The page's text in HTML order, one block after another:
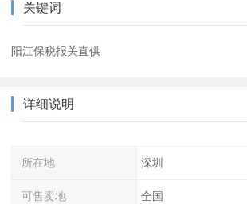
关键词
阳江保税报关直供
详细说明
所在地 深圳
可售卖地 全国